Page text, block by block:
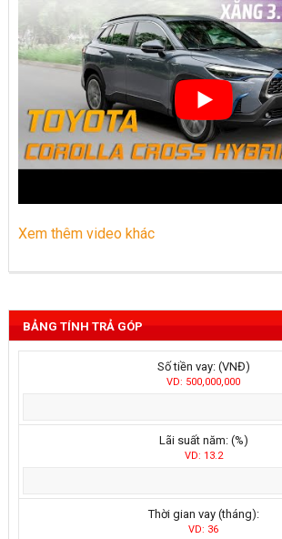
Xem thêm video khác
BẢNG TÍNH TRẢ GÓP
Số tiền vay: (VNĐ)
VD: 500,000,000
Lãi suất năm: (%)
VD: 13.2
Thời gian vay (tháng):
VD: 36